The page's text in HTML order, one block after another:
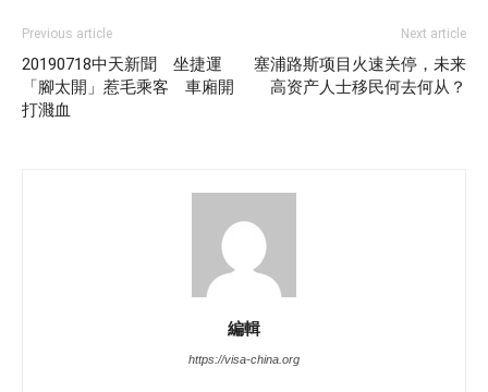
Previous article
20190718中天新聞 坐捷運
「腳太開」惹毛乘客 車廂開
打濺血
Next article
塞浦路斯项目火速关停，未来
高资产人士移民何去何从？
編輯
https://visa-china.org